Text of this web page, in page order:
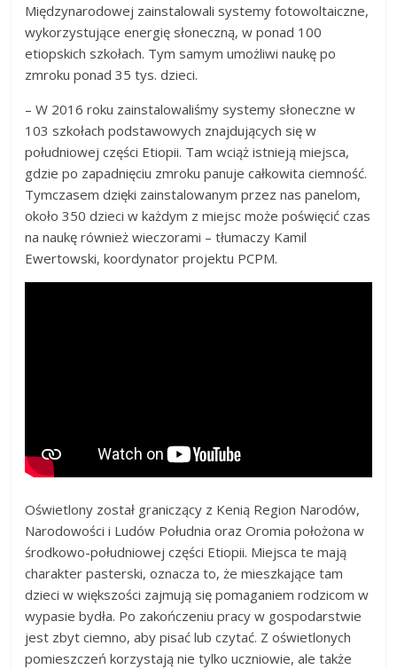
Międzynarodowej zainstalowali systemy fotowoltaiczne,
wykorzystujące energię słoneczną, w ponad 100
etiopskich szkołach. Tym samym umożliwi naukę po
zmroku ponad 35 tys. dzieci.
– W 2016 roku zainstalowaliśmy systemy słoneczne w
103 szkołach podstawowych znajdujących się w
południowej części Etiopii. Tam wciąż istnieją miejsca,
gdzie po zapadnięciu zmroku panuje całkowita ciemność.
Tymczasem dzięki zainstalowanym przez nas panelom,
około 350 dzieci w każdym z miejsc może poświęcić czas
na naukę również wieczorami – tłumaczy Kamil
Ewertowski, koordynator projektu PCPM.
Oświetlony został graniczący z Kenią Region Narodów,
Narodowości i Ludów Południa oraz Oromia położona w
środkowo-południowej części Etiopii. Miejsca te mają
charakter pasterski, oznacza to, że mieszkające tam
dzieci w większości zajmują się pomaganiem rodzicom w
wypasie bydła. Po zakończeniu pracy w gospodarstwie
jest zbyt ciemno, aby pisać lub czytać. Z oświetlonych
pomieszczeń korzystają nie tylko uczniowie, ale także